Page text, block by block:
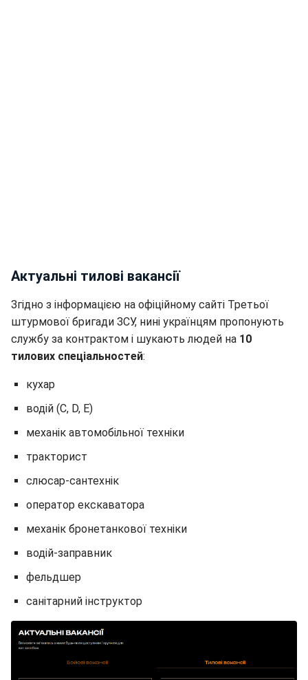
Актуальні тилові вакансії
Згідно з інформацією на офіційному сайті Третьої
штурмової бригади ЗСУ, нині українцям пропонують
службу за контрактом і шукають людей на 10
тилових спеціальностей:
кухар
водій (С, D, Е)
механік автомобільної техніки
тракторист
слюсар-сантехнік
оператор екскаватора
механік бронетанкової техніки
водій-заправник
фельдшер
санітарний інструктор